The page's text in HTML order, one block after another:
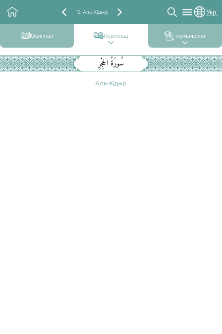
15. Аль-Хіджр Укр.
Оригінал Переклад Тлумачення
سُورَةُ الحِجْرِ
Аль-Хіджр